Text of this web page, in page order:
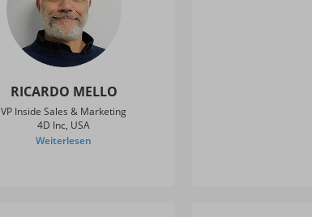
RICARDO MELLO
VP Inside Sales & Marketing
4D Inc, USA
Weiterlesen